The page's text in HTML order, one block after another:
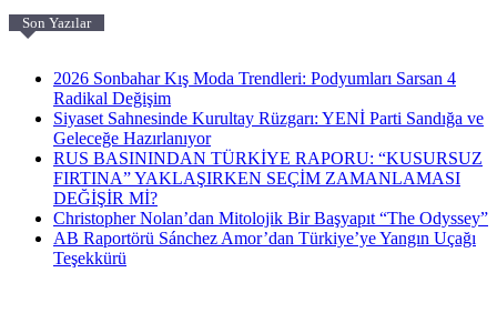
Son Yazılar
2026 Sonbahar Kış Moda Trendleri: Podyumları Sarsan 4
Radikal Değişim
Siyaset Sahnesinde Kurultay Rüzgarı: YENİ Parti Sandığa ve
Geleceğe Hazırlanıyor
RUS BASININDAN TÜRKİYE RAPORU: “KUSURSUZ
FIRTINA” YAKLAŞIRKEN SEÇİM ZAMANLAMASI
DEĞİŞİR Mİ?
Christopher Nolan’dan Mitolojik Bir Başyapıt “The Odyssey”
AB Raportörü Sánchez Amor’dan Türkiye’ye Yangın Uçağı
Teşekkürü